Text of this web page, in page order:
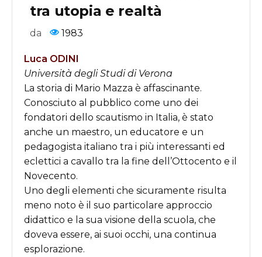
tra utopia e realtà
da 1983
Luca ODINI
Università degli Studi di Verona
La storia di Mario Mazza è affascinante.
Conosciuto al pubblico come uno dei
fondatori dello scautismo in Italia, è stato
anche un maestro, un educatore e un
pedagogista italiano tra i più interessanti ed
eclettici a cavallo tra la fine dell ’Ottocento e il
Novecento.
Uno degli elementi che sicuramente risulta
meno noto è il suo particolare approccio
didattico e la sua visione della scuola, che
doveva essere, ai suoi occhi, una continua
esplorazione.